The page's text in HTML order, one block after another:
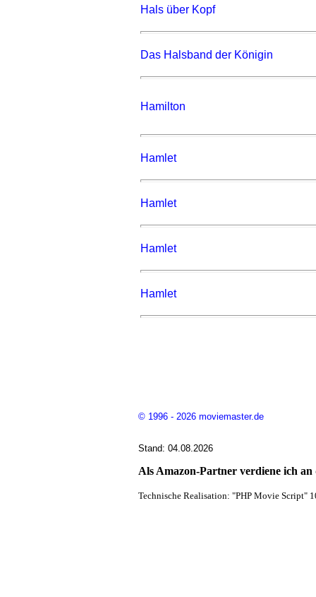
Hals über Kopf
Das Halsband der Königin
Hamilton
Hamlet
Hamlet
Hamlet
Hamlet
© 1996 - 2026 moviemaster.de
Stand: 04.08.2026
Als Amazon-Partner verdiene ich
Technische Realisation: "PHP Movie Script"